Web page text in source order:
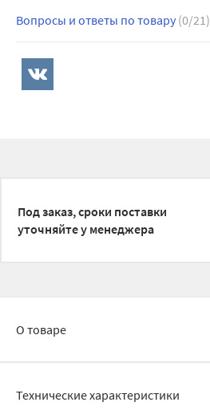
Вопросы и ответы по товару (0/21)
Под заказ, сроки поставки
уточняйте у менеджера
О товаре
Технические характеристики